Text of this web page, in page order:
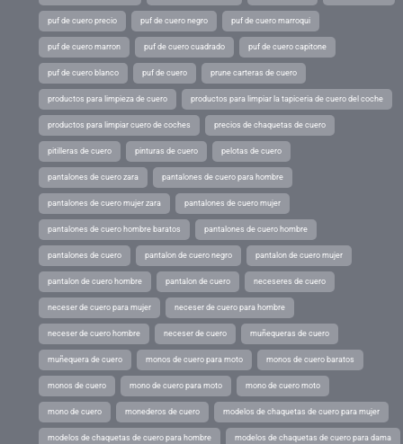
puf de cuero precio puf de cuero negro puf de cuero marroqui
puf de cuero marron puf de cuero cuadrado puf de cuero capitone
puf de cuero blanco puf de cuero prune carteras de cuero
productos para limpieza de cuero productos para limpiar la tapiceria de cuero del coche
productos para limpiar cuero de coches precios de chaquetas de cuero
pitilleras de cuero pinturas de cuero pelotas de cuero
pantalones de cuero zara pantalones de cuero para hombre
pantalones de cuero mujer zara pantalones de cuero mujer
pantalones de cuero hombre baratos pantalones de cuero hombre
pantalones de cuero pantalon de cuero negro pantalon de cuero mujer
pantalon de cuero hombre pantalon de cuero neceseres de cuero
neceser de cuero para mujer neceser de cuero para hombre
neceser de cuero hombre neceser de cuero muñequeras de cuero
muñequera de cuero monos de cuero para moto monos de cuero baratos
monos de cuero mono de cuero para moto mono de cuero moto
mono de cuero monederos de cuero modelos de chaquetas de cuero para mujer
modelos de chaquetas de cuero para hombre modelos de chaquetas de cuero para dama